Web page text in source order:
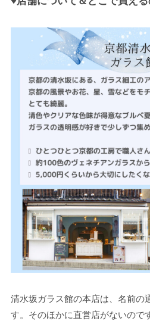
清水坂ガラス館の本店は、名前の
す。そのほかに直営店がないので